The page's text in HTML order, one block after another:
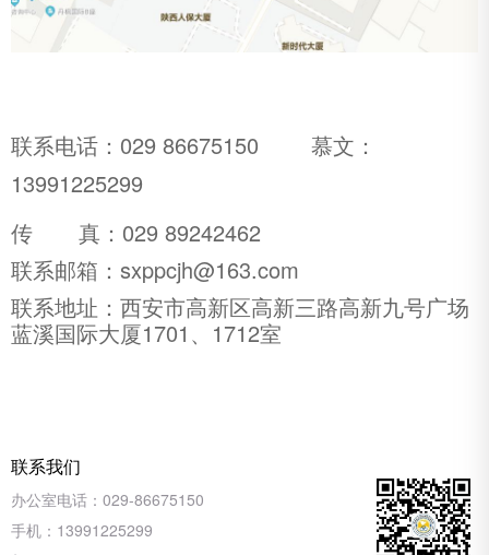
联系电话：029 86675150 慕文：
13991225299
传 真：029 89242462
联系邮箱：sxppcjh@163.com
联系地址：西安市高新区高新三路高新九号广场
蓝溪国际大厦1701、1712室
联系我们
办公室电话： 029-86675150
手机： 13991225299